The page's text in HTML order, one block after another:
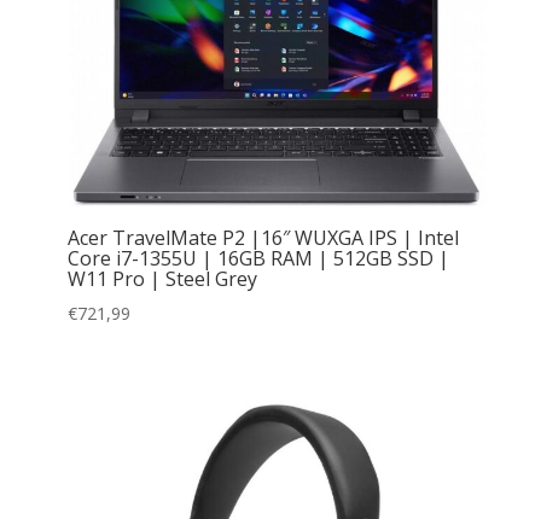
Acer TravelMate P2 |16″ WUXGA IPS | Intel
Core i7-1355U | 16GB RAM | 512GB SSD |
W11 Pro | Steel Grey
€721,99